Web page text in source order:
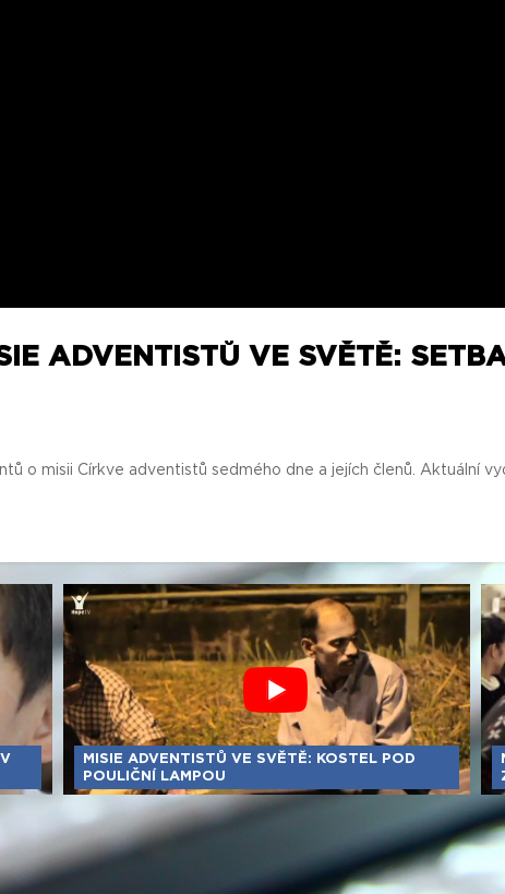
ADVENTISTŮ VE SVĚTĚ:
o misii Církve adventistů sedmého dne a jejích členů. Aktuální
MISIE ADVENTISTŮ VE SVĚTĚ: KOSTEL POD
POULIČNÍ LAMPOU